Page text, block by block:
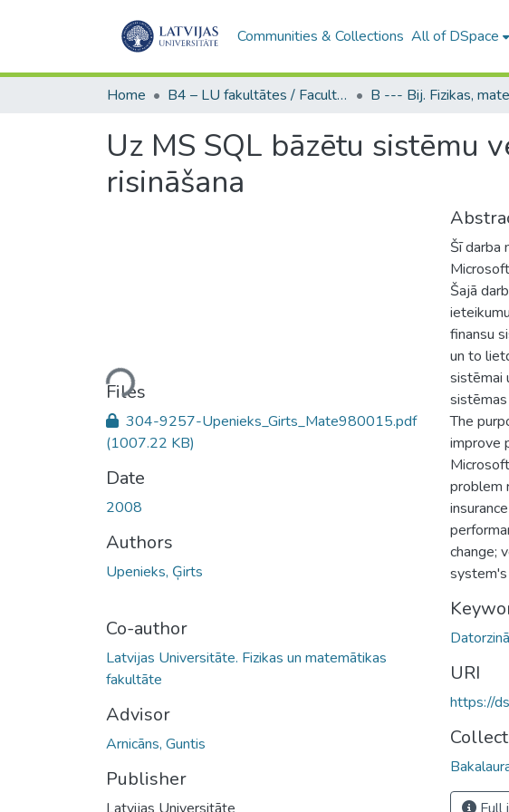
Communities & Collections All of DSpace
Home B4 – LU fakultātes / Faculties of the UL
Uz MS SQL bāzētu sistēmu
risināšana
Loading...
Files
304-9257-Upenieks_Girts_Mate980015.pdf
(1007.22 KB)
Date
2008
Authors
Upenieks, Ģirts
Co-author
Latvijas Universitāte. Fizikas un matemātikas
fakultāte
Advisor
Arnicāns, Guntis
Publisher
Šī darba
Šajā
finansu
un to
sistēmai
The
improve
problem
change;
URI
https://